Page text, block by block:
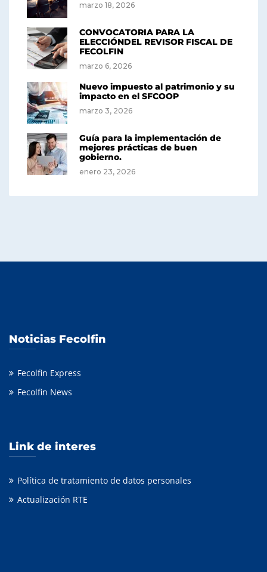
marzo 18, 2026
CONVOCATORIA PARA LA
ELECCIÓNDEL REVISOR FISCAL DE
FECOLFIN
marzo 6, 2026
Nuevo impuesto al patrimonio y su
impacto en el SFCOOP
marzo 3, 2026
Guía para la implementación de
mejores prácticas de buen
gobierno.
enero 23, 2026
Noticias Fecolfin
Fecolfin Express
Fecolfin News
Link de interes
Política de tratamiento de datos personales
Actualización RTE